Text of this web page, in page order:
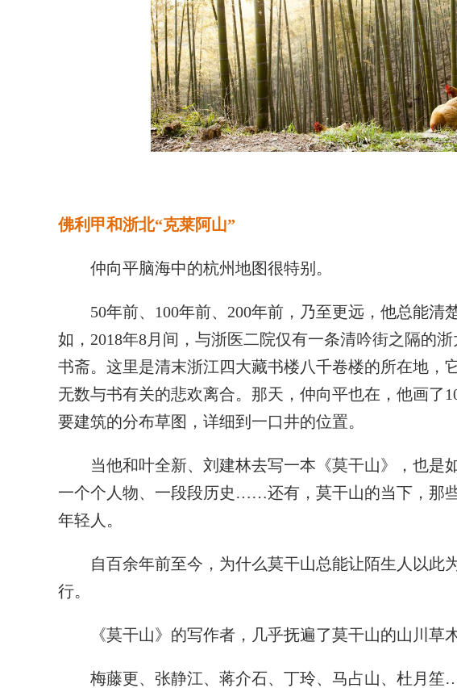
佛利甲和浙北“克莱阿山”
仲向平脑海中的杭州地图很特别。
50年前、100年前、200年前，乃至更远，他总能清
如，2018年8月间，与浙医二院仅有一条清吟街之隔的
书斋。这里是清末浙江四大藏书楼八千卷楼的所在地，
无数与书有关的悲欢离合。那天，仲向平也在，他画了
要建筑的分布草图，详细到一口井的位置。
当他和叶全新、刘建林去写一本《莫干山》，也是如
一个个人物、一段段历史……还有，莫干山的当下，那
年轻人。
自百余年前至今，为什么莫干山总能让陌生人以此
行。
《莫干山》的写作者，几乎抚遍了莫干山的山川草木
梅藤更、张静江、蒋介石、丁玲、马占山、杜月笙